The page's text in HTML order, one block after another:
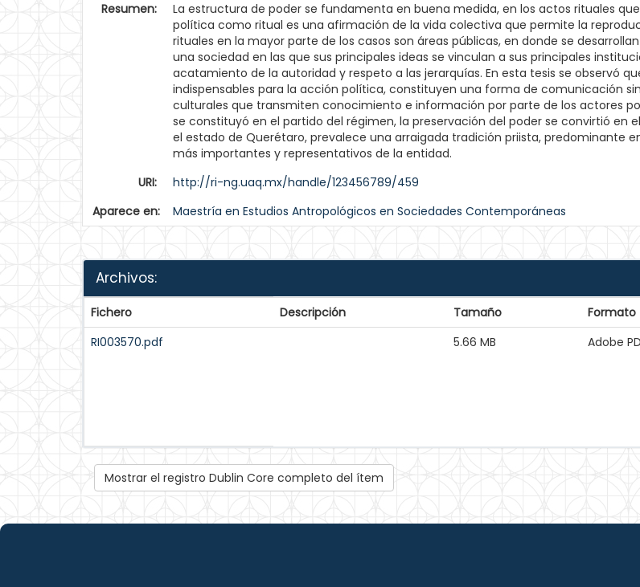
Resumen:
La estructura de poder se fundamenta en buena medida, en los actos rituales
política como ritual es una afirmación de la vida colectiva que permite la
rituales en la mayor parte de los casos son áreas públicas, en donde se
una sociedad en las que sus principales ideas se vinculan a sus principales
acatamiento de la autoridad y respeto a las jerarquías. En esta tesis se observó
indispensables para la acción política, constituyen una forma de comunicación
culturales que transmiten conocimiento e información por parte de los actores
se constituyó en el partido del régimen, la preservación del poder se convirtió en
el estado de Querétaro, prevalece una arraigada tradición priista, predominante
más importantes y representativos de la entidad.
URI:
http://ri-ng.uaq.mx/handle/123456789/459
Aparece en:
Maestría en Estudios Antropológicos en Sociedades Contemporáneas
Archivos:
Fichero Descripción Tamaño
Formato
RI003570.pdf
5.66 MB Adobe
Mostrar el registro Dublin Core completo del ítem